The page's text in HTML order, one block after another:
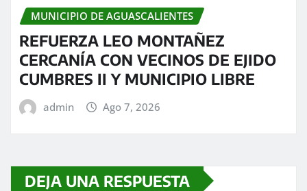
MUNICIPIO DE AGUASCALIENTES
REFUERZA LEO MONTAÑEZ
CERCANÍA CON VECINOS DE EJIDO
CUMBRES II Y MUNICIPIO LIBRE
admin Ago 7, 2026
DEJA UNA RESPUESTA